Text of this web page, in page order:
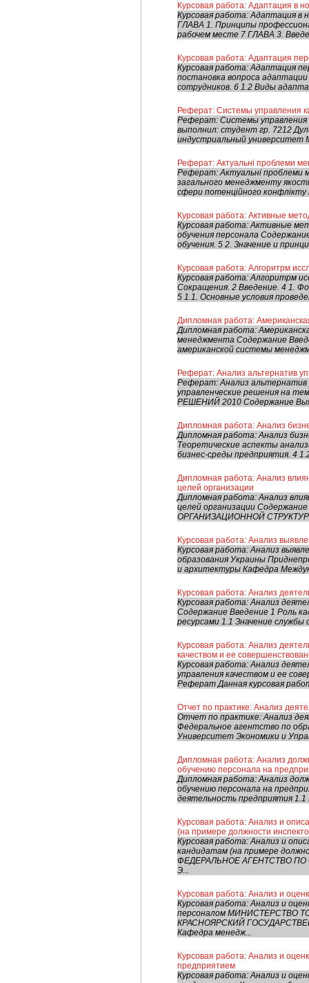
Курсовая работа: Адаптация в
Курсовая работа: Адаптация
ГЛАВА 1. Принципы
рабочем месте 7 ГЛАВА 3.
Курсовая работа: Адаптация
Курсовая работа: Адаптация
постановка вопроса
сотрудников. 6 1.2 Виды
Реферат: Системы управления
Реферат: Системы управления
выполнил: студент гр. 7212
индустриальный университет
Реферат: Актуальні проблеми
Реферат: Актуальні проблеми
загального менеджменту
сфери потенційного конфлікту
Курсовая работа: Активные
Курсовая работа: Активные
обучения персонала
обучения. 5 2. Значение и
Курсовая работа: Алгоритрм
Курсовая работа: Алгоритрм
Сокращения. 2 Введение. 4 1.
5 1.1. Основные условия
Дипломная работа:
Дипломная работа:
менеджмента Содержание
американской системы
Реферат: Анализ альтернатив
Реферат: Анализ
управленческие решения на
РЕШЕНИЙ 2010 Содержание
Дипломная работа: Анализ
Дипломная работа: Анализ
Теоретические аспекты
бизнес-среды предприятия. 4
Дипломная работа: Анализ
целей организации
Дипломная работа: Анализ
целей организации
ОРГАНИЗАЦИОННОЙ
Курсовая работа: Анализ
Курсовая работа: Анализ
образования Украины
и архитектуры Кафедра
Курсовая работа: Анализ
Курсовая работа: Анализ
Содержание Введение 1 Роль
ресурсами 1.1 Значение службы
Курсовая работа: Анализ
качеством и ее
Курсовая работа: Анализ
управления качеством и ее
Реферат Данная курсовая
Отчет по практике: Анализ
Отчет по практике: Анализ
Федеральное агентство по
Университет Экономики и
Дипломная работа: Анализ
обучению персонала на
Дипломная работа: Анализ
обучению персонала на
деятельность предприятия
Курсовая работа: Анализ и
(на примере должности
Курсовая работа: Анализ и
кандидатам (на примере
ФЕДЕРАЛЬНОЕ АГЕНТСТВО
Э...
Курсовая работа: Анализ и
Курсовая работа: Анализ и
персоналом МИНИСТЕРСТВО
КРАСНОЯРСКИЙ
Кафедра менедж...
Курсовая работа: Анализ и
предприятием
Курсовая работа: Анализ и